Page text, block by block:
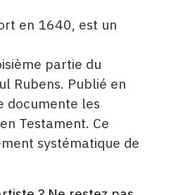
en 1640, est un
partie du
Rubens. Publié en
documente les
Testament. Ce
systématique de